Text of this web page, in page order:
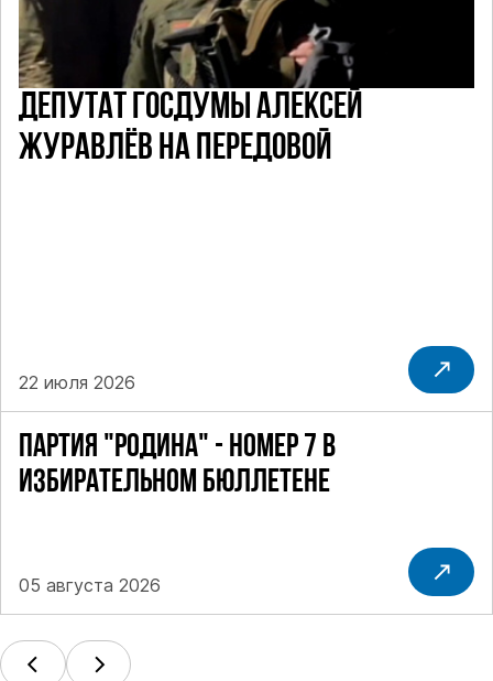
ПАРТИЯ "РОДИНА" - НОМЕР 7 В
ИЗБИРАТЕЛЬНОМ БЮЛЛЕТЕНЕ
05 августа 2026
ДЕПУТАТ ГОСДУМЫ АЛЕКСЕЙ
ЖУРАВЛЁВ НА ПЕРЕДОВОЙ
22 июля 2026